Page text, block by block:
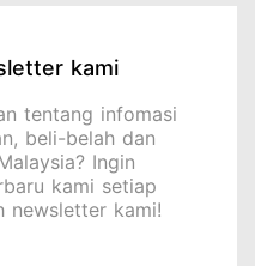
kami
tentang infomasi
beli-belah dan
Ingin
kami setiap
newsletter kami!